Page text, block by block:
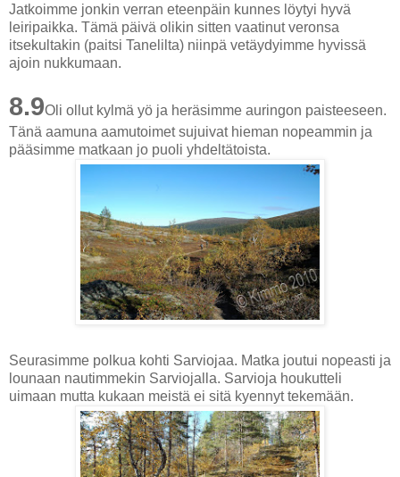
Jatkoimme jonkin verran eteenpäin kunnes löytyi hyvä
leiripaikka. Tämä päivä olikin sitten vaatinut veronsa
itsekultakin (paitsi Tanelilta) niinpä vetäydyimme hyvissä
ajoin nukkumaan.
8.9Oli ollut kylmä yö ja heräsimme auringon paisteeseen.
Tänä aamuna aamutoimet sujuivat hieman nopeammin ja
pääsimme matkaan jo puoli yhdeltätoista.
Seurasimme polkua kohti Sarviojaa. Matka joutui nopeasti ja
lounaan nautimmekin Sarviojalla. Sarvioja houkutteli
uimaan mutta kukaan meistä ei sitä kyennyt tekemään.